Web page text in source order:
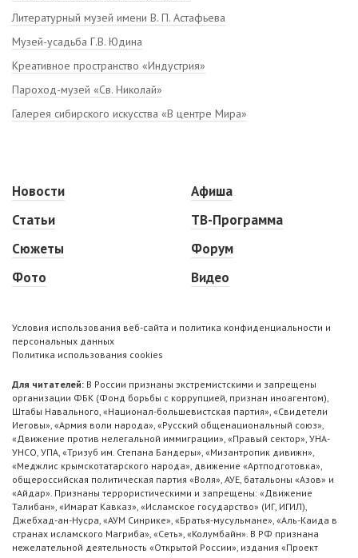
Литературный музей имени В. П. Астафьева
Музей-усадьба Г.В. Юдина
Креативное пространство «Индустрия»
Пароход-музей «Св. Николай»
Галерея сибирского искусства «В центре Мира»
Новости
Статьи
Сюжеты
Фото
Афиша
ТВ-Программа
Форум
Видео
Условия использования веб-сайта и политика конфиденциальности и
персональных данных
Политика использования cookies
Для читателей: В России признаны экстремистскими и запрещены
организации ФБК (Фонд борьбы с коррупцией, признан иноагентом),
Штабы Навального, «Национал-большевистская партия», «Свидетели
Иеговы», «Армия воли народа», «Русский общенациональный союз»,
«Движение против нелегальной иммиграции», «Правый сектор», УНА-
УНСО, УПА, «Тризуб им. Степана Бандеры», «Мизантропик дивижн»,
«Меджлис крымскотатарского народа», движение «Артподготовка»,
общероссийская политическая партия «Воля», АУЕ, батальоны «Азов» и
«Айдар». Признаны террористическими и запрещены: «Движение
Талибан», «Имарат Кавказ», «Исламское государство» (ИГ, ИГИЛ),
Джебхад-ан-Нусра, «АУМ Синрике», «Братья-мусульмане», «Аль-Каида в
странах исламского Магриба», «Сеть», «Колумбайн». В РФ признана
нежелательной деятельность «Открытой России», издания «Проект